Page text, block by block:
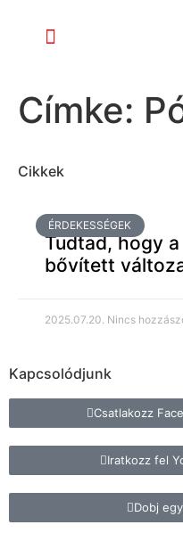
Címke:
Cikkek
ÉRDEKESSÉGEK
Tudtad, hogy
bővített
2025.07.20. Nincs
Kapcsolódjunk
Csatlakozz
Iratkozz fel
Dobj